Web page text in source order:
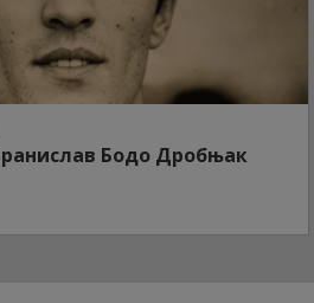
Бодо Дробњак